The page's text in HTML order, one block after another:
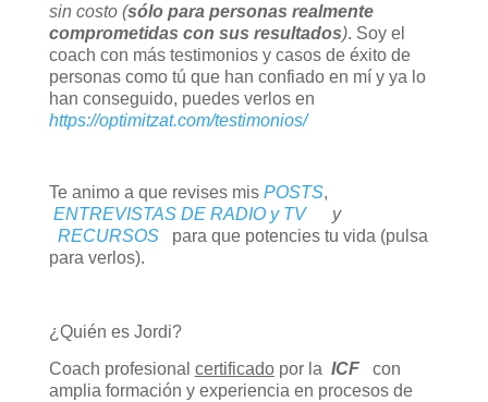
sin costo (sólo para personas realmente
comprometidas con sus resultados). Soy el
coach con más testimonios y casos de éxito de
personas como tú que han confiado en mí y ya lo
han conseguido, puedes verlos en
https://optimitzat.com/testimonios/
Te animo a que revises mis POSTS,
ENTREVISTAS DE RADIO y TV
y
RECURSOS
para que potencies tu vida (pulsa
para verlos).
¿Quién es Jordi?
Coach profesional certificadopor la ICFcon
amplia formación y experiencia en procesos de